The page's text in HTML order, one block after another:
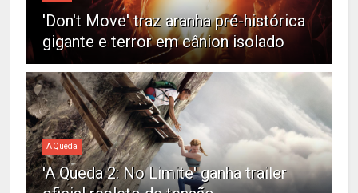
'Don't Move' traz aranha pré-histórica
gigante e terror em cânion isolado
A Queda
'A Queda 2: No Limite' ganha trailer